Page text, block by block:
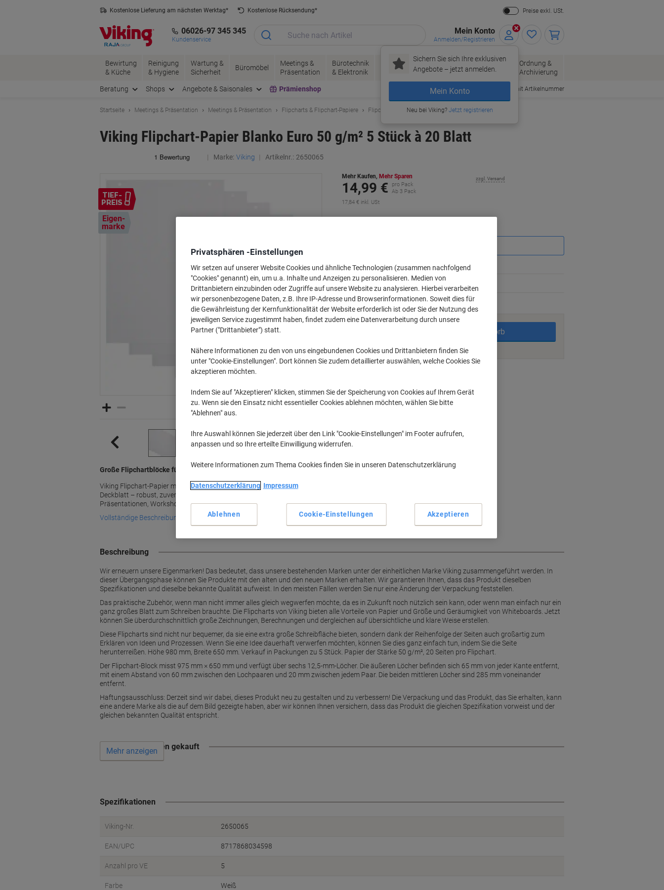
Kostenlose Lieferung am nächsten Werktag*
Kostenlose Rücksendung*
Preise exkl. USt.
06026-97 345 345
Kundenservice
Mein Konto
Anmelden/Registrieren
Sichern Sie sich Ihre exklusiven
Angebote – jetzt anmelden.
Mein Konto
Neu bei Viking?Jetzt registrieren
Bewirtung
& Küche
Reinigung
& Hygiene
Wartung &
Sicherheit
Büromöbel
Meetings &
Präsentation
Bürotechnik
& Elektronik
Tinte &
Toner
Papier, Versand
& Pakete
Bürobedarf
Ordnung &
Archivierung
Beratung Shops Angebote & Saisonales Prämienshop Bestellen mit Artikelnummer
Startseite Meetings & Präsentation Meetings & Präsentation Flipcharts & Flipchart-Papiere Flipchart-Papiere
Viking Flipchart-Papier Blanko Euro 50 g/m² 5 Stück à 20 Blatt
Marke: Viking Artikelnr.: 2650065
TIEF-
PREIS
Eigen-
marke
Große Flipchartblöcke für ausgiebiges Zeichnen und Planen
Viking Flipchart-Papier mit 6-fach Lochung (500-440-300 mm), ohne
Deckblatt – robust, zuverlässig, perfekt für professionelle
Präsentationen, Workshops und effiziente Business-Kommunikation.
Vollständige Beschreibung lesen
Mehr Kaufen, Mehr Sparen
14,99 €
pro Pack
Ab 3 Pack
17,84 € inkl. USt
zzgl. Versand
Pack 15,99 €
3+Pack 14,99 € -11%
Aktuell verfügbar Lieferung 2-3 Werktage
In den Warenkorb
Zu einer Liste
Haupteigenschaften
Praktisch zum Erklären von Prozessen
Beschreibung
Wir erneuern unsere Eigenmarken! Das bedeutet, dass unsere bestehenden Marken unter der einheitlichen Marke Viking zusammengeführt werden. In
dieser Übergangsphase können Sie Produkte mit den alten und den neuen Marken erhalten. Wir garantieren Ihnen, dass das Produkt dieselben
Spezifikationen und dieselbe bekannte Qualität aufweist. In den meisten Fällen werden Sie nur eine Änderung der Verpackung feststellen.
Das praktische Zubehör, wenn man nicht immer alles gleich wegwerfen möchte, da es in Zukunft noch nützlich sein kann, oder wenn man einfach nur ein
ganz großes Blatt zum Schreiben brauchte. Die Flipcharts von Viking bieten alle Vorteile von Papier und Größe und Geräumigkeit von Whiteboards. Jetzt
können Sie überdurchschnittlich große Zeichnungen, Berechnungen und dergleichen auf übersichtliche und klare Weise erstellen.
Diese Flipcharts sind nicht nur bequemer, da sie eine extra große Schreibfläche bieten, sondern dank der Reihenfolge der Seiten auch großartig zum
Erklären von Ideen und Prozessen. Wenn Sie eine Idee dauerhaft verwerfen möchten, können Sie dies ganz einfach tun, indem Sie die Seite
herunterreißen. Höhe 980 mm, Breite 650 mm. Verkauf in Packungen zu 5 Stück. Papier der Stärke 50 g/m², 20 Seiten pro Flipchart.
Der Flipchart-Block misst 975 mm × 650 mm und verfügt über sechs 12,5-mm-Löcher. Die äußeren Löcher befinden sich 65 mm von jeder Kante entfernt,
mit einem Abstand von 60 mm zwischen den Lochpaaren und 20 mm zwischen jedem Paar. Die beiden mittleren Löcher sind 285 mm voneinander
entfernt.
Haftungsausschluss: Derzeit sind wir dabei, dieses Produkt neu zu gestalten und zu verbessern! Die Verpackung und das Produkt, das Sie erhalten, kann
eine andere Marke als die auf dem Bild gezeigte haben, aber wir können Ihnen versichern, dass das Produkt die gleichen Spezifikation vorweist und der
gleichen bekannten Qualität entspricht.
Wird oft zusammen gekauft
Mehr anzeigen
Spezifikationen
Viking-Nr. 2650065
EAN/UPC 8717868034598
Anzahl pro VE 5
Farbe Weiß
Privatsphären -Einstellungen
Wir setzen auf unserer Website Cookies und ähnliche Technologien (zusammen nachfolgend
"Cookies" genannt) ein, um u.a. Inhalte und Anzeigen zu personalisieren. Medien von
Drittanbietern einzubinden oder Zugriffe auf unsere Website zu analysieren. Hierbei verarbeiten
wir personenbezogene Daten, z.B. Ihre IP-Adresse und Browserinformationen. Soweit dies für
die Gewährleistung der Kernfunktionalität der Website erforderlich ist oder Sie der Nutzung des
jeweiligen Service zugestimmt haben, findet zudem eine Datenverarbeitung durch unsere
Partner ("Drittanbieter") statt.
Nähere Informationen zu den von uns eingebundenen Cookies und Drittanbietern finden Sie
unter "Cookie-Einstellungen". Dort können Sie zudem detaillierter auswählen, welche Cookies Sie
akzeptieren möchten.
Indem Sie auf "Akzeptieren" klicken, stimmen Sie der Speicherung von Cookies auf Ihrem Gerät
zu. Wenn sie den Einsatz nicht essentieller Cookies ablehnen möchten, wählen Sie bitte
"Ablehnen" aus.
Ihre Auswahl können Sie jederzeit über den Link "Cookie-Einstellungen" im Footer aufrufen,
anpassen und so Ihre erteilte Einwilligung widerrufen.
Weitere Informationen zum Thema Cookies finden Sie in unseren Datenschutzerklärung
Datenschutzerklärung Impressum
Cookie-Einstellungen
Ablehnen Akzeptieren